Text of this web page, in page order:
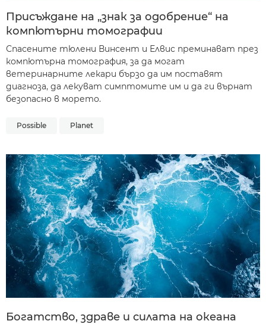
Присъждане на „знак за одобрение“ на
компютърни томографии
Спасените тюлени Винсент и Елвис преминават през
компютърна томография, за да могат
ветеринарните лекари бързо да им поставят
диагноза, да лекуват симптомите им и да ги върнат
безопасно в морето.
Possible Planet
Богатство, здраве и силата на океана